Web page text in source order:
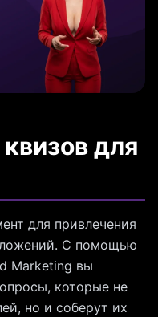
для
для привлечения
С помощью
Marketing вы
которые не
но и соберут их